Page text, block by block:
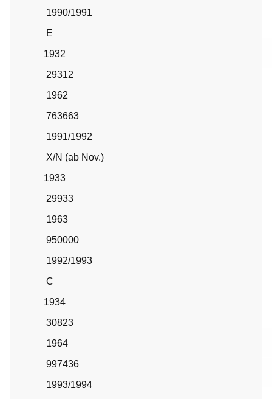
1990/1991
E
1932
29312
1962
763663
1991/1992
X/N (ab Nov.)
1933
29933
1963
950000
1992/1993
C
1934
30823
1964
997436
1993/1994